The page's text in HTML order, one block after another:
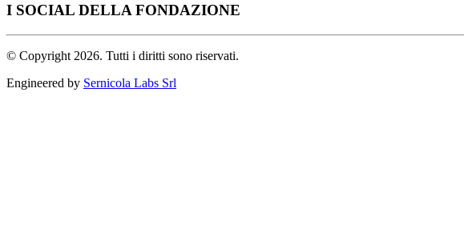
I SOCIAL DELLA FONDAZIONE
© Copyright 2026. Tutti i diritti sono riservati.
Engineered by Sernicola Labs Srl